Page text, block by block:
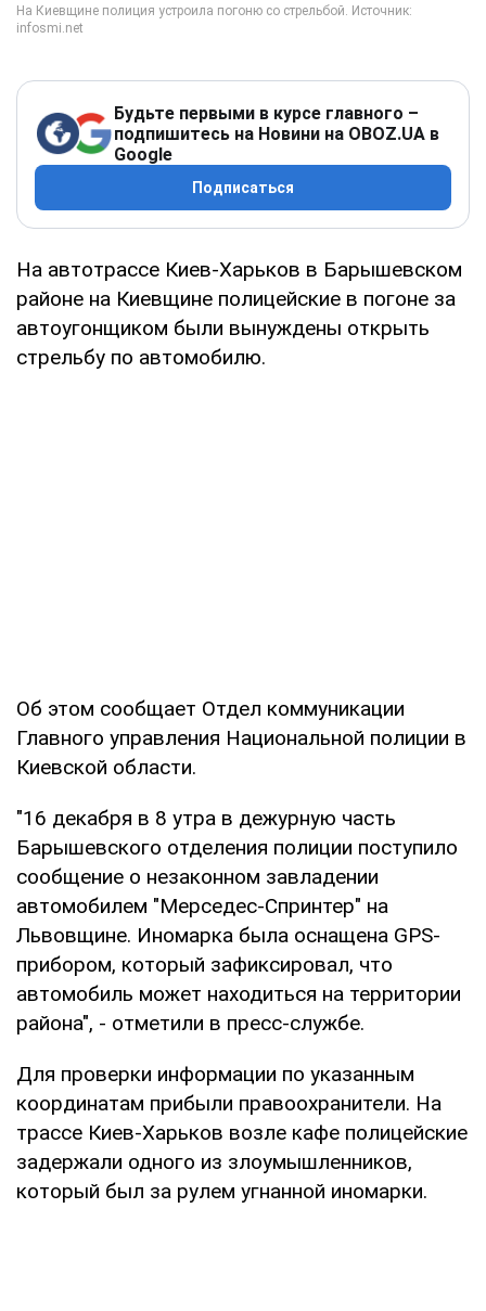
Будьте первыми в курсе главного –
подпишитесь на Новини на OBOZ.UA в
Google
Подписаться
На автотрассе Киев-Харьков в Барышевском
районе на Киевщине полицейские в погоне за
автоугонщиком были вынуждены открыть
стрельбу по автомобилю.
Об этом сообщает Отдел коммуникации
Главного управления Национальной полиции в
Киевской области.
"16 декабря в 8 утра в дежурную часть
Барышевского отделения полиции поступило
сообщение о незаконном завладении
автомобилем "Мерседес-Спринтер" на
Львовщине. Иномарка была оснащена GPS-
прибором, который зафиксировал, что
автомобиль может находиться на территории
района", - отметили в пресс-службе.
Для проверки информации по указанным
координатам прибыли правоохранители. На
трассе Киев-Харьков возле кафе полицейские
задержали одного из злоумышленников,
который был за рулем угнанной иномарки.